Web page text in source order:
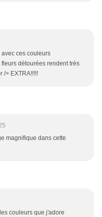
ces couleurs
détourées rendent très
/> EXTRA!!!!!
magnifique dans cette
couleurs que j'adore